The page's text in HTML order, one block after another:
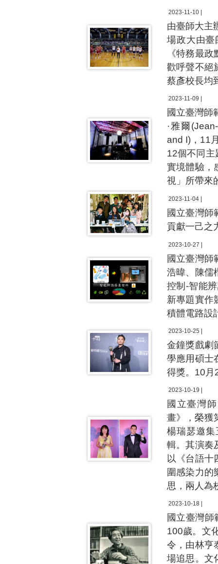
2023-11-10 |
由臺師大主
場政大由臺
《特務最
歡呼聲不絕
蔡彥校長均
2023-11-09 |
國立臺灣師
·雅爾
and I)，11
12個不同主
實境體驗，
視」所帶來
2023-11-04 |
國立臺灣師
貢獻一己之
2023-10-27 |
國立臺灣師
浩暐、陳儒
控制-智能
新專題實作
積體電路設
2023-10-25 |
金鐘獎戲劇
學應用碩士
得獎。10月
2023-10-19 |
國立臺灣
畫》，榮獲
楊瑞瑟邀
輯。其演奏
以《台語
圍感染力的
思，兩人為
2023-10-18 |
國立臺灣
100歲。文
令，由林亨
場追思。文